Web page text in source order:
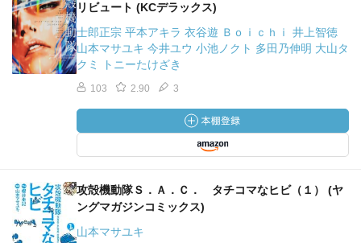
リビュート (KCデラックス)
士郎正宗 平本アキラ 衣谷遊 Ｂｏｉｃｈｉ 井上智徳
山本マサユキ 今井ユウ 小池ノクト 多田乃伸明 大山タ
クミ トニーたけざき
103 2.90 3
攻殻機動隊Ｓ．Ａ．Ｃ． タチコマなヒビ（１） (ヤ
ングマガジンコミックス)
山本マサユキ